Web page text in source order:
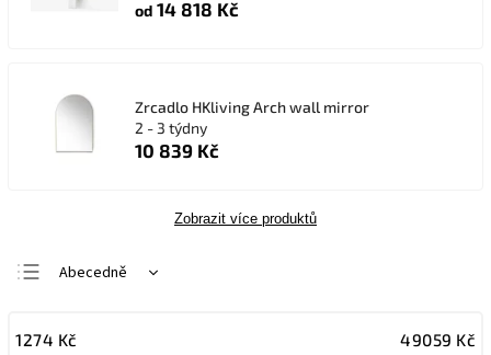
od 14 818 Kč
Zrcadlo HKliving Arch wall mirror
2 - 3 týdny
10 839 Kč
Zobrazit více produktů
Nejdražší
Abecedně
1274 Kč 49059 Kč